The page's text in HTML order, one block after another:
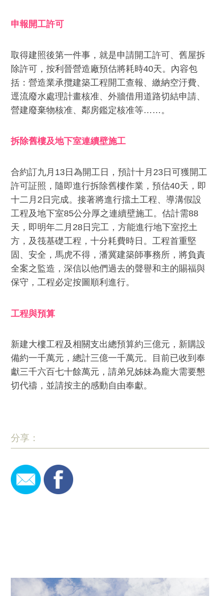
申報開工許可
取得建照後第一件事，就是申請開工許可、舊屋拆
除許可，按利晉營造廠預估將耗時40天。內容包
括：營造業承攬建築工程開工查報、繳納空汙費、
逕流廢水處理計畫核准、外牆借用道路切結申請、
營建廢棄物核准、鄰房鑑定核准等……。
拆除舊樓及地下室連續壁施工
合約訂九月13日為開工日，預計十月23日可獲開工
許可証照，隨即進行拆除舊樓作業，預估40天，即
十二月2日完成。接著將進行擋土工程、導溝假設
工程及地下室85公分厚之連續壁施工。估計需88
天，即明年二月28日完工，方能進行地下室挖土
方，及筏基礎工程，十分耗費時日。工程首重堅
固、安全，馬虎不得，潘冀建築師事務所，將負責
全案之監造，深信以他們過去的聲譽和主的賜福與
保守，工程必定按圖順利進行。
工程與預算
新建大樓工程及相關支出總預算約三億元，新購設
備約一千萬元，總計三億一千萬元。目前已收到奉
獻三千六百七十餘萬元，請弟兄姊妹為龐大需要懇
切代禱，並請按主的感動自由奉獻。
分享：